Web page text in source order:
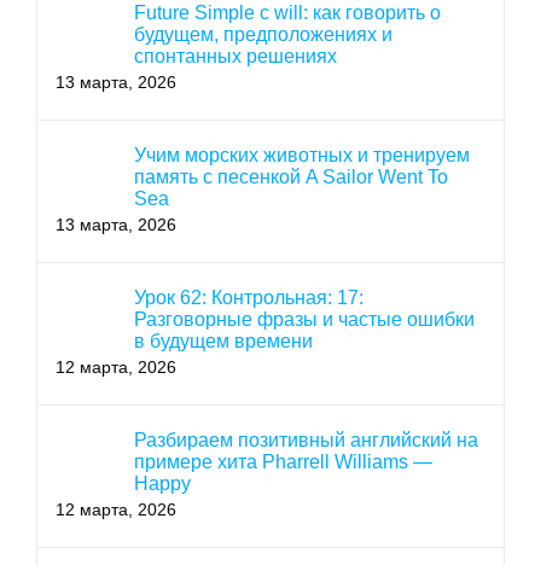
Future Simple с will: как говорить о
будущем, предположениях и
спонтанных решениях
13 марта, 2026
Учим морских животных и тренируем
память с песенкой A Sailor Went To
Sea
13 марта, 2026
Урок 62: Контрольная: 17:
Разговорные фразы и частые ошибки
в будущем времени
12 марта, 2026
Разбираем позитивный английский на
примере хита Pharrell Williams —
Happy
12 марта, 2026